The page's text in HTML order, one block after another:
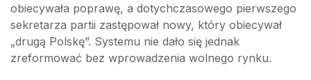
obiecywała poprawę, a dotychczasowego pierwszego
sekretarza partii zastępował nowy, który obiecywał
„drugą Polskę”. Systemu nie dało się jednak
zreformować bez wprowadzenia wolnego rynku.